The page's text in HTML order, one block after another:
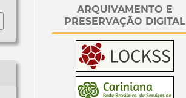
ARQUIVAMENTO E
PRESERVAÇÃO DIGITAL